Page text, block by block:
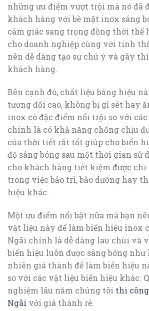
những ưu điểm vượt trội mà nó đã
khách hàng với bề mặt inox sáng
cảm giác sang trọng đồng thời thể
cho doanh nghiệp cùng với tính
nên dễ dàng tạo sự chú ý và gây
khách hàng.
Bên cạnh đó, chất liệu bảng hiệu
tương đối cao, không bị gỉ sét hay
inox có đặc điểm nổi trội so với
chính là có khả năng chống chịu
của thời tiết rất tốt giúp cho biển
độ sáng bóng sau một thời gian sử
cho khách hàng tiết kiệm được
trong việc bảo trì, bảo dưỡng hay
hiệu khác.
Một ưu điểm nổi bật nữa mà bạn
vật liệu này để làm biển hiệu inox
Ngãi chính là dễ dàng lau chùi và
biển hiệu luôn được sáng bóng như
nhiên giá thành để làm biển hiệu
so với các vật liệu biển hiệu khác.
nghiệm lâu năm chúng tôi thi
Ngãi với giá thành rẻ.